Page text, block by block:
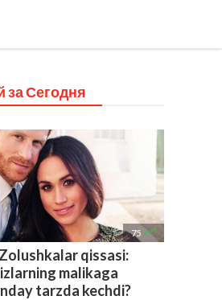
заСегодня
75 
qissasi:
malikaga
tarzda kechdi?